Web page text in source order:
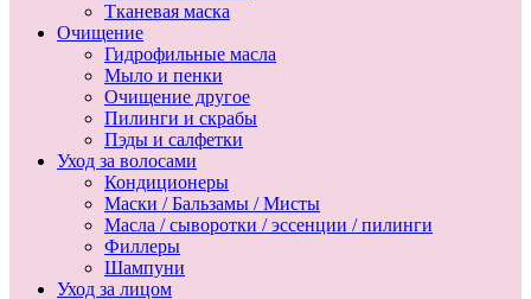
Тканевая маска
Очищение
Гидрофильные масла
Мыло и пенки
Очищение другое
Пилинги и скрабы
Пэды и салфетки
Уход за волосами
Кондиционеры
Маски / Бальзамы / Мисты
Масла / сыворотки / эссенции / пилинги
Филлеры
Шампуни
Уход за лицом